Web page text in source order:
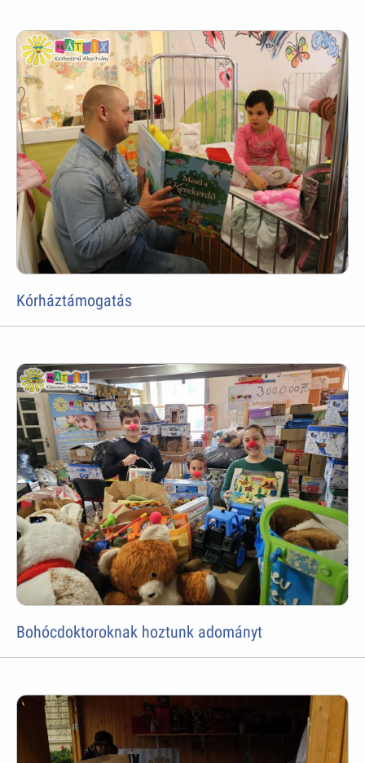
Kórháztámogatás
Bohócdoktoroknak hoztunk adományt